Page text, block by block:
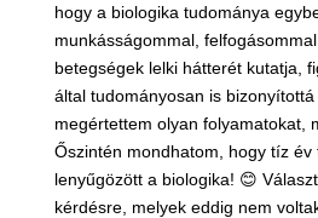
hogy a biologika tudománya
munkásságommal,
betegségek lelki hátterét kutatja,
által tudományosan is
megértettem olyan folyamatokat,
Őszintén mondhatom, hogy tíz év
lenyűgözött a biologika! 😊
kérdésre, melyek eddig nem